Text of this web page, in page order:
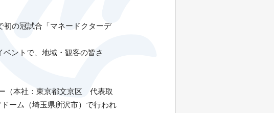
初の冠試合「マネードクターデ
ントで、地域・観客の皆さ
（本社：東京都文京区 代表取
ーム（埼玉県所沢市）で行われ